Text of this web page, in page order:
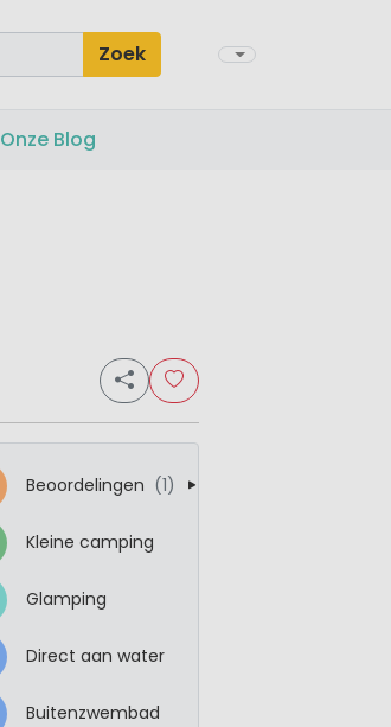
Zoek
Onze Blog
Beoordelingen (1)
Kleine camping
Glamping
Direct aan water
Buitenzwembad